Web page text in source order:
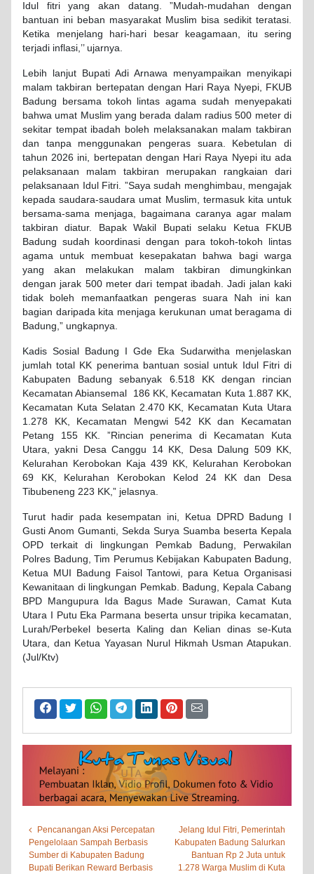
Idul fitri yang akan datang. ”Mudah-mudahan dengan
bantuan ini beban masyarakat Muslim bisa sedikit teratasi.
Ketika menjelang hari-hari besar keagamaan, itu sering
terjadi inflasi,’’ ujarnya.
Lebih lanjut Bupati Adi Arnawa menyampaikan menyikapi
malam takbiran bertepatan dengan Hari Raya Nyepi, FKUB
Badung bersama tokoh lintas agama sudah menyepakati
bahwa umat Muslim yang berada dalam radius 500 meter di
sekitar tempat ibadah boleh melaksanakan malam takbiran
dan tanpa menggunakan pengeras suara. Kebetulan di
tahun 2026 ini, bertepatan dengan Hari Raya Nyepi itu ada
pelaksanaan malam takbiran merupakan rangkaian dari
pelaksanaan Idul Fitri. ”Saya sudah menghimbau, mengajak
kepada saudara-saudara umat Muslim, termasuk kita untuk
bersama-sama menjaga, bagaimana caranya agar malam
takbiran diatur. Bapak Wakil Bupati selaku Ketua FKUB
Badung sudah koordinasi dengan para tokoh-tokoh lintas
agama untuk membuat kesepakatan bahwa bagi warga
yang akan melakukan malam takbiran dimungkinkan
dengan jarak 500 meter dari tempat ibadah. Jadi jalan kaki
tidak boleh memanfaatkan pengeras suara Nah ini kan
bagian daripada kita menjaga kerukunan umat beragama di
Badung,” ungkapnya.
Kadis Sosial Badung I Gde Eka Sudarwitha menjelaskan
jumlah total KK penerima bantuan sosial untuk Idul Fitri di
Kabupaten Badung sebanyak 6.518 KK dengan rincian
Kecamatan Abiansemal 186 KK, Kecamatan Kuta 1.887 KK,
Kecamatan Kuta Selatan 2.470 KK, Kecamatan Kuta Utara
1.278 KK, Kecamatan Mengwi 542 KK dan Kecamatan
Petang 155 KK. ”Rincian penerima di Kecamatan Kuta
Utara, yakni Desa Canggu 14 KK, Desa Dalung 509 KK,
Kelurahan Kerobokan Kaja 439 KK, Kelurahan Kerobokan
69 KK, Kelurahan Kerobokan Kelod 24 KK dan Desa
Tibubeneng 223 KK,” jelasnya.
Turut hadir pada kesempatan ini, Ketua DPRD Badung I
Gusti Anom Gumanti, Sekda Surya Suamba beserta Kepala
OPD terkait di lingkungan Pemkab Badung, Perwakilan
Polres Badung, Tim Perumus Kebijakan Kabupaten Badung,
Ketua MUI Badung Faisol Tantowi, para Ketua Organisasi
Kewanitaan di lingkungan Pemkab. Badung, Kepala Cabang
BPD Mangupura Ida Bagus Made Surawan, Camat Kuta
Utara I Putu Eka Parmana beserta unsur tripika kecamatan,
Lurah/Perbekel beserta Kaling dan Kelian dinas se-Kuta
Utara, dan Ketua Yayasan Nurul Hikmah Usman Atapukan.
(Jul/Ktv)
Pencanangan Aksi Percepatan
Pengelolaan Sampah Berbasis
Sumber di Kabupaten Badung
Bupati Berikan Reward Berbasis
Jelang Idul Fitri, Pemerintah
Kabupaten Badung Salurkan
Bantuan Rp 2 Juta untuk
1.278 Warga Muslim di Kuta